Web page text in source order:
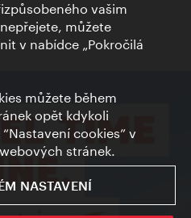
vašim
můžete
v nabídce „Pokročilá
můžete během
opět kdykoli
cookies” v
stránek.
NASTAVENÍ